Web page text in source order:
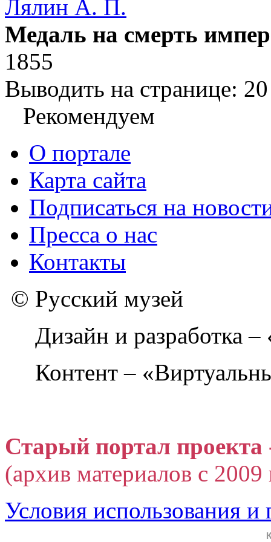
Лялин А. П.
Медаль на смерть
1855
Выводить на странице: 20
Рекомендуем
О портале
Карта сайта
Подписаться на
Пресса о нас
Контакты
© Русский музей
Дизайн и разработка
Контент –
Старый портал
(архив материалов с
Условия использования